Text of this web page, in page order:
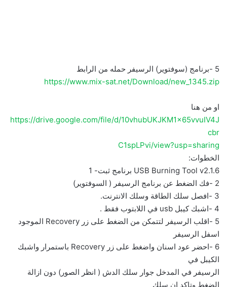
5 -برنامج (سوفتویر) الرسیفر حمله من الرابط
https://www.mix-sat.net/Download/new_1345.zip
او من هنا
https://drive.google.com/file/d/10vhubUKJKM1x65vvuIV4J
cbr
C1spLPvi/view?usp=sharing
الخطوات:
USB Burning Tool v2.1.6 برنامج ثبت- 1
2 -فك الضغط عن برنامج الرسیفر ( السوفتویر)
3 -افصل سلك الطاقة وسلك الانترنت.
4 -اشبك كیبل usb في اللابتوب فقط .
5 -اقلب الرسیفر لتتمكن من الضغط على زر Recovery الموجود
اسفل الرسیفر
6 -احضر عود اسنان واضغط على زر Recovery باستمرار واشبك
الكیبل في
الرسیفر في المدخل جوار سلك الدش ( انظر الصور) دون ازالة
الضغط وتاكد ان سلك